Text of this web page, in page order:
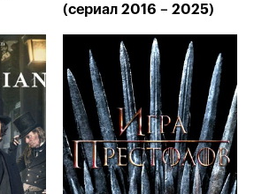
(сериал 2016 – 2025)